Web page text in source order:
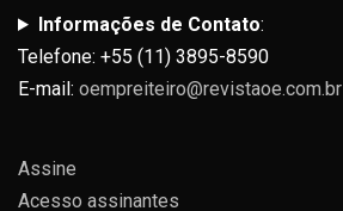
Informações de Contato:
Telefone: +55 (11) 3895-8590
E-mail: oempreiteiro@revistaoe.com.br
Assine
Acesso assinantes